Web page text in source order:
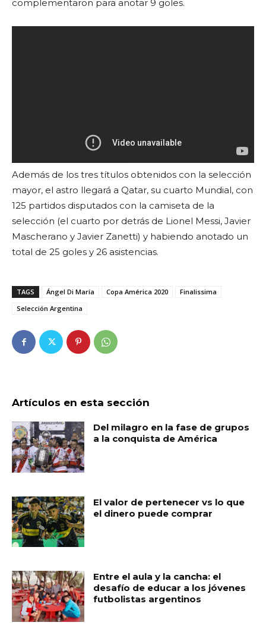
complementaron para anotar 9 goles.
Además de los tres títulos obtenidos con la selección
mayor, el astro llegará a Qatar, su cuarto Mundial, con
125 partidos disputados con la camiseta de la
selección (el cuarto por detrás de Lionel Messi, Javier
Mascherano y Javier Zanetti) y habiendo anotado un
total de 25 goles y 26 asistencias.
TAGS Ángel Di María Copa América 2020
Finalissima
Selección Argentina
Artículos en esta sección
Del milagro en la fase de grupos
a la conquista de América
El valor de pertenecer vs lo que
el dinero puede comprar
Entre el aula y la cancha: el
desafío de educar a los jóvenes
futbolistas argentinos